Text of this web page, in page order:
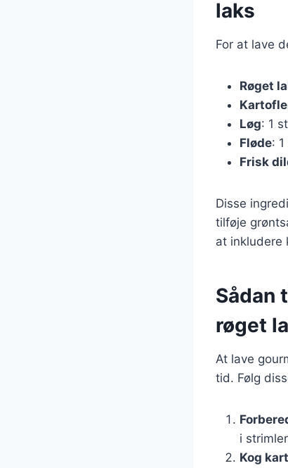
laks
For at lave
Røget
Løg: 1
Fløde:
Frisk
Disse
tilføje
at inkludere
Sådan
røget
At lave
tid. Følg
i
Kog